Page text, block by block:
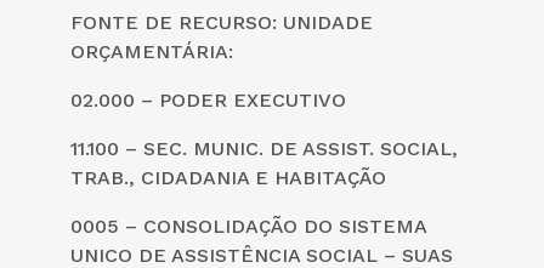
FONTE DE RECURSO: UNIDADE
ORÇAMENTÁRIA:
02.000 – PODER EXECUTIVO
11.100 – SEC. MUNIC. DE ASSIST. SOCIAL,
TRAB., CIDADANIA E HABITAÇÃO
0005 – CONSOLIDAÇÃO DO SISTEMA
UNICO DE ASSISTÊNCIA SOCIAL – SUAS